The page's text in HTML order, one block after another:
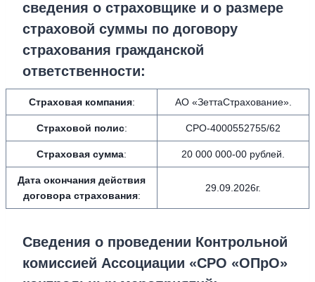
сведения о страховщике и о размере
страховой суммы по договору
страхования гражданской
ответственности:
Страховая компания: АО «ЗеттаСтрахование».
Страховой полис: СРО-4000552755/62
Страховая сумма: 20 000 000-00 рублей.
Дата окончания действия
договора страхования:
29.09.2026г.
Сведения о проведении Контрольной
комиссией Ассоциации «СРО «ОПрО»